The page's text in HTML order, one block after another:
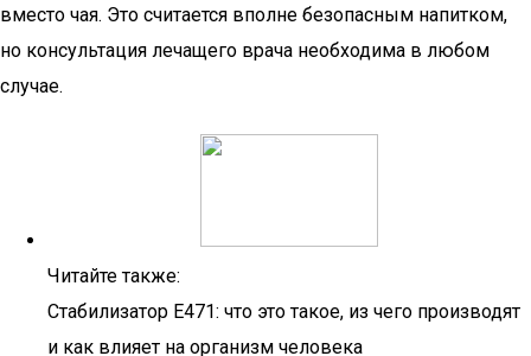
вместо чая. Это считается вполне безопасным напитком,
но консультация лечащего врача необходима в любом
случае.
Читайте также:
Стабилизатор Е471: что это такое, из чего производят
и как влияет на организм человека